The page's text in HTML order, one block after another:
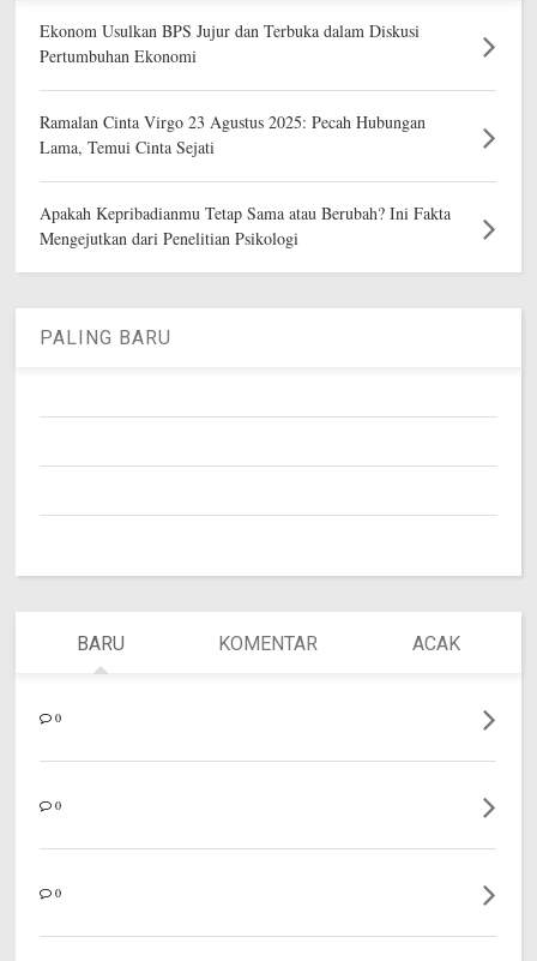
Ekonom Usulkan BPS Jujur dan Terbuka dalam Diskusi
Pertumbuhan Ekonomi
Ramalan Cinta Virgo 23 Agustus 2025: Pecah Hubungan
Lama, Temui Cinta Sejati
Apakah Kepribadianmu Tetap Sama atau Berubah? Ini Fakta
Mengejutkan dari Penelitian Psikologi
PALING BARU
BARU KOMENTAR ACAK
0
0
0